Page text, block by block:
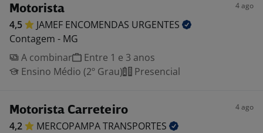
Motorista 4 ago
4,5 JAMEF ENCOMENDAS URGENTES
Contagem - MG
A combinar
Entre 1 e 3 anos
Ensino Médio (2º Grau)
Presencial
Motorista Carreteiro 4 ago
4,2 MERCOPAMPATRANSPORTES